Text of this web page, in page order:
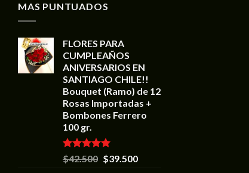
MAS PUNTUADOS
FLORES PARA
CUMPLEAÑOS
ANIVERSARIOS EN
SANTIAGO CHILE!!
Bouquet (Ramo) de 12
Rosas Importadas +
Bombones Ferrero
100 gr.
Valorado en
5.00
$42.500 $39.500